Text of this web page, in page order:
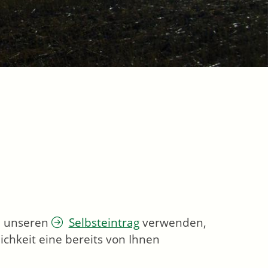
unseren Selbsteintragverwenden,
eine bereits von Ihnen